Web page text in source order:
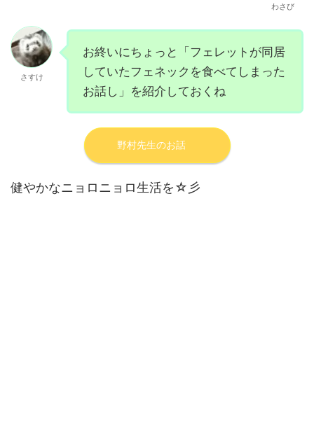
わさび
さすけ
お終いにちょっと「フェレットが同居
していたフェネックを食べてしまった
お話し」を紹介しておくね
野村先生のお話
健やかなニョロニョロ生活を☆彡